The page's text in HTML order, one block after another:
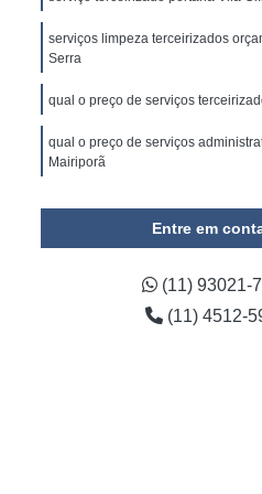
Empresa de Gestão de
em Administração de
em Administração de
Limpeza
e Limpeza Predial
e Conservação Predial
de Limpeza e Conservação
de Conservação Predial
de Limpeza e Conservação
e Conservação de
de Limpeza e Conservação
serviços limpeza terceirizados
Serra
qual o preço de serviços
qual o preço de serviços
Mairiporã
Entre em
(11) 93021-
(11) 4512-